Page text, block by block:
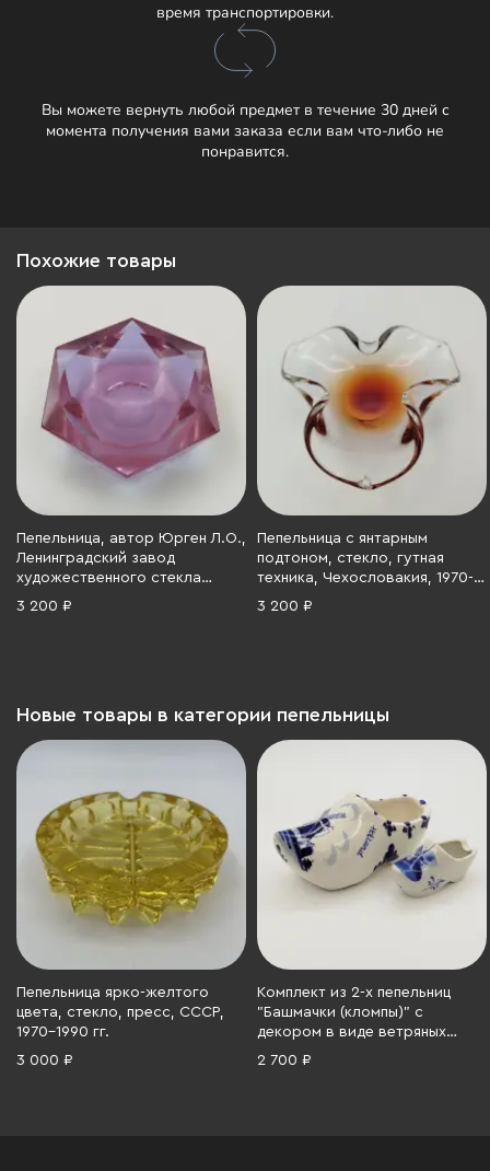
время транспортировки.
Вы можете вернуть любой предмет в течение 30 дней с
момента получения вами заказа если вам что-либо не
понравится.
Похожие товары
Пепельница, автор Юрген Л.О.,
Ленинградский завод
художественного стекла
(ЛЗХС), стекло, СССР, 1960-
3 200 ₽
Пепельница с янтарным
подтоном, стекло, гутная
техника, Чехословакия, 1970-
1990 гг.
3 200 ₽
Новые товары в категории пепельницы
Пепельница ярко-желтого
цвета, стекло, пресс, СССР,
1970-1990 гг.
3 000 ₽
Комплект из 2-х пепельниц
"Башмачки (кломпы)" с
декором в виде ветряных
мельниц, Delfts Blauw, фаянс,
2 700 ₽